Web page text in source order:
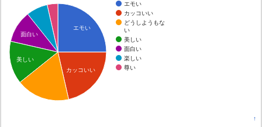
エモい
カッコいい
どうしようもな
い
美しい
面白い
楽しい
尊い
エモい
カッコいい
面白い
美しい
↑